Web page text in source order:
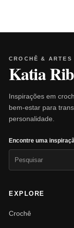
CROCHÊ & ARTES
Katia
Inspirações em
bem-estar para
personalidade.
Encontre uma
EXPLORE
Crochê